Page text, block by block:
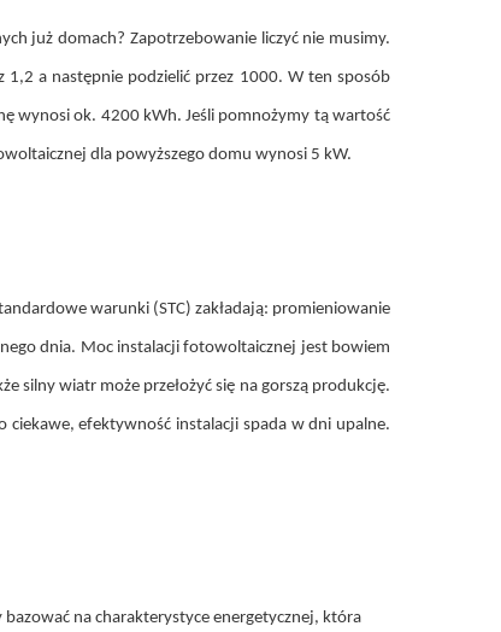
już domach? Zapotrzebowanie liczyć nie musimy.
a następnie podzielić przez 1000. W ten sposób
wynosi ok. 4200 kWh. Jeśli pomnożymy tą wartość
dla powyższego domu wynosi 5 kW.
warunki (STC) zakładają: promieniowanie
dnia. Moc instalacji fotowoltaicznej jest bowiem
silny wiatr może przełożyć się na gorszą produkcję.
ciekawe, efektywność instalacji spada w dni upalne.
na charakterystyce energetycznej, która